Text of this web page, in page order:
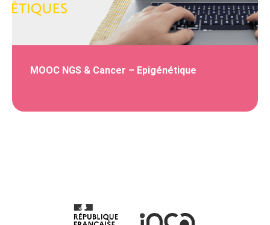
MOOC NGS & Cancer – Epigénétique